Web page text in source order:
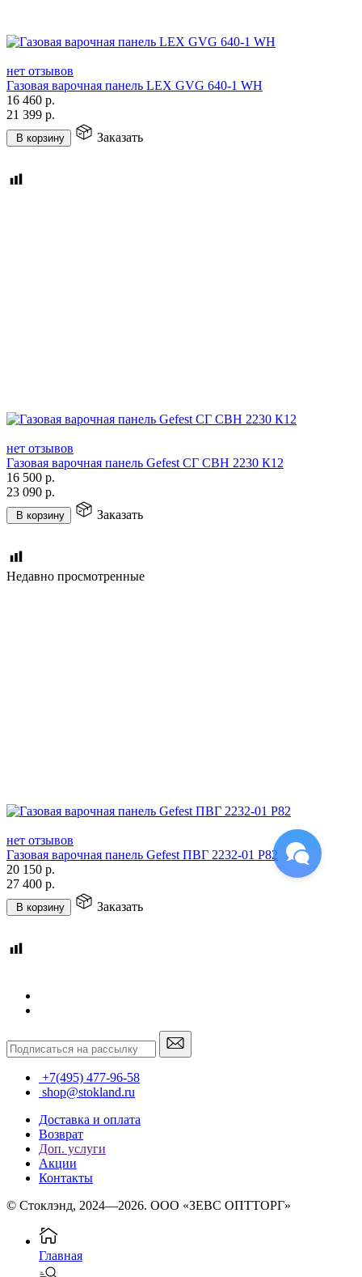
нет отзывов
Газовая варочная панель LEX GVG 640-1 WH
16 460 р.
21 399 р.
В корзину Заказать
нет отзывов
Газовая варочная панель Gefest СГ СВН 2230 К12
16 500 р.
23 090 р.
В корзину Заказать
Недавно просмотренные
нет отзывов
Газовая варочная панель Gefest ПВГ 2232-01 Р82
20 150 р.
27 400 р.
В корзину Заказать
+7(495) 477-96-58
shop@stokland.ru
Доставка и оплата
Возврат
Доп. услуги
Акции
Контакты
© Стоклэнд, 2024—2026. ООО «ЗЕВС ОПТТОРГ»
Главная